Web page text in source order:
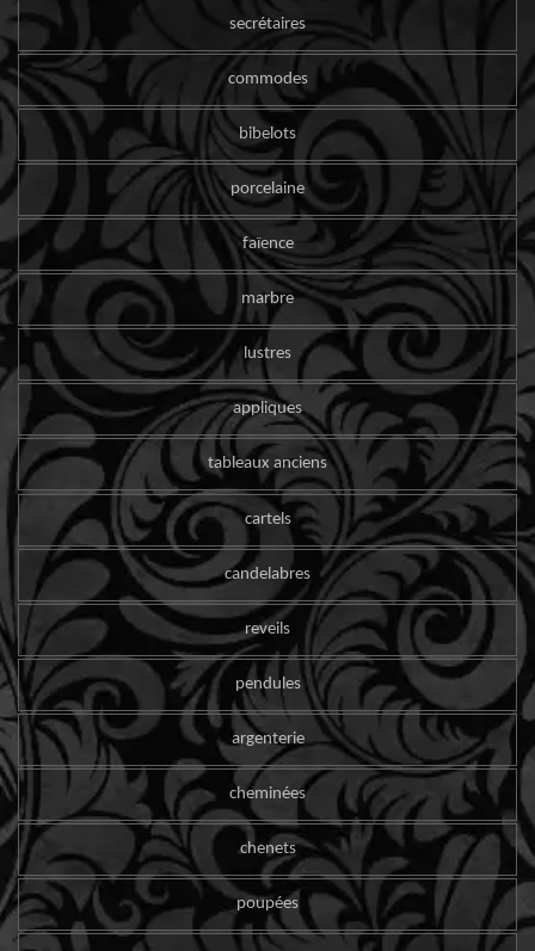
secrétaires
commodes
bibelots
porcelaine
faïence
marbre
lustres
appliques
tableaux anciens
cartels
candelabres
reveils
pendules
argenterie
cheminées
chenets
poupées